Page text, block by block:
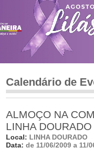
Calendário de
ALMOÇO NA
LINHA DOURADO
Local: LINHA DOURADO
Data: de 11/06/2009 a 11/